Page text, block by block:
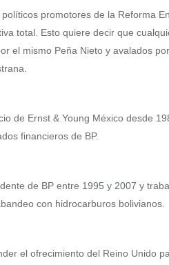
promotores de la Reforma
total. Esto quiere decir que
el mismo Peña Nieto y avalados
de Ernst & Young México desde
financieros de BP.
de BP entre 1995 y 2007 y
con hidrocarburos bolivianos.
el ofrecimiento del Reino Unido